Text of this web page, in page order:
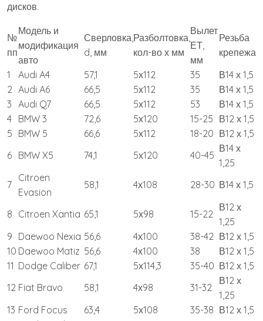
дисков.
№
пп
Модель и
модификация
авто
Сверловка,
d, мм
Разболтовка,
кол-во х мм
Вылет
ЕТ,
мм
Резьба
крепежа
1
Audi A4 57,1 5х112 35
В14 х 1,5
2 Audi A6 66,5 5х112 35
В14 х 1,5
3 Audi Q7 66,5 5х112 53
В14 х 1,5
4 BMW 3 72,6 5х120 15-25 В12 х 1,5
5 BMW 5 66,6 5х112 18-20 В12 х 1,5
6 BMW X5 74,1 5х120 40-45
В14 х
1,25
7
Citroen
Evasion
58,1 4х108 28-30 В14 х 1,5
8 Citroen Xantia 65,1 5х98 15-22
В12 х
1,25
9 Daewoo Nexia 56,6 4х100 38-42 В12 х 1,5
10 Daewoo Matiz 56,6 4х100 38
В12 х 1,5
11 Dodge Caliber 67,1 5х114,3 35-40 В12 х 1,5
12 Fiat Bravo 58,1 4х98 31-32
В12 х
1,25
13 Ford Focus 63,4 5х108 35-38 В12 х 1,5